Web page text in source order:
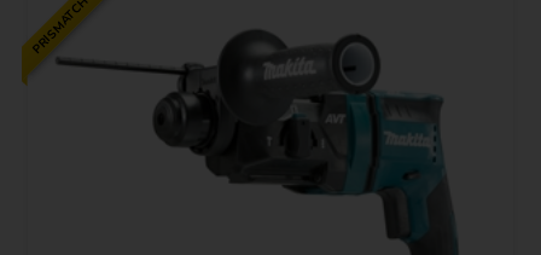
PRISMATCH